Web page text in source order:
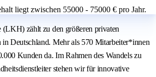
liegt zwischen 55000 - 75000 € pro Jahr.
zählt zu den größeren privaten
Deutschland. Mehr als 570 Mitarbeiter*innen
Kunden da. Im Rahmen des Wandels zu
stehen wir für innovative